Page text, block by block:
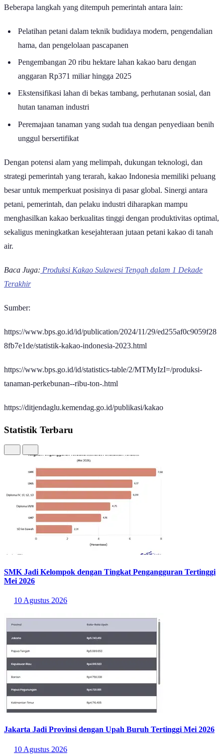
Beberapa langkah yang ditempuh pemerintah antara lain:
Pelatihan petani dalam teknik budidaya modern, pengendalian
hama, dan pengelolaan pascapanen
Pengembangan 20 ribu hektare lahan kakao baru dengan
anggaran Rp371 miliar hingga 2025
Ekstensifikasi lahan di bekas tambang, perhutanan sosial, dan
hutan tanaman industri
Peremajaan tanaman yang sudah tua dengan penyediaan benih
unggul bersertifikat
Dengan potensi alam yang melimpah, dukungan teknologi, dan
strategi pemerintah yang terarah, kakao Indonesia memiliki peluang
besar untuk memperkuat posisinya di pasar global. Sinergi antara
petani, pemerintah, dan pelaku industri diharapkan mampu
menghasilkan kakao berkualitas tinggi dengan produktivitas optimal,
sekaligus meningkatkan kesejahteraan jutaan petani kakao di tanah
air.
Baca Juga: Produksi Kakao Sulawesi Tengah dalam 1 Dekade
Terakhir
Sumber:
https://www.bps.go.id/id/publication/2024/11/29/ed255af0c9059f28
8fb7e1de/statistik-kakao-indonesia-2023.html
https://www.bps.go.id/id/statistics-table/2/MTMyIzI=/produksi-
tanaman-perkebunan--ribu-ton-.html
https://ditjendaglu.kemendag.go.id/publikasi/kakao
Statistik Terbaru
SMK Jadi Kelompok dengan Tingkat Pengangguran Tertinggi
Mei 2026
10 Agustus 2026
Jakarta Jadi Provinsi dengan Upah Buruh Tertinggi Mei 2026
10 Agustus 2026